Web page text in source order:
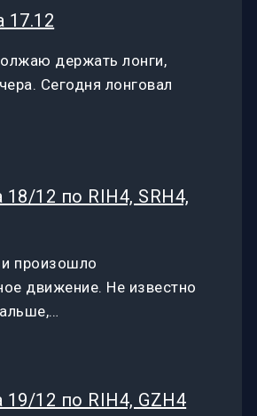
17.12
держать лонги,
Сегодня лонговал
18/12 по RIH4, SRH4,
произошло
движение. Не известно
19/12 по RIH4, GZH4